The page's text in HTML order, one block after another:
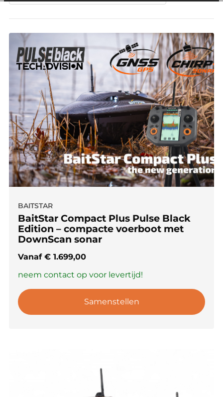
BAITSTAR
BaitStar Compact Plus Pulse Black
Edition – compacte voerboot met
DownScan sonar
Vanaf € 1.699,00
neem contact op voor levertijd!
Samenstellen